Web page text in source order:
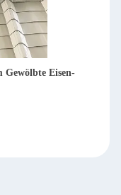
Eisen-